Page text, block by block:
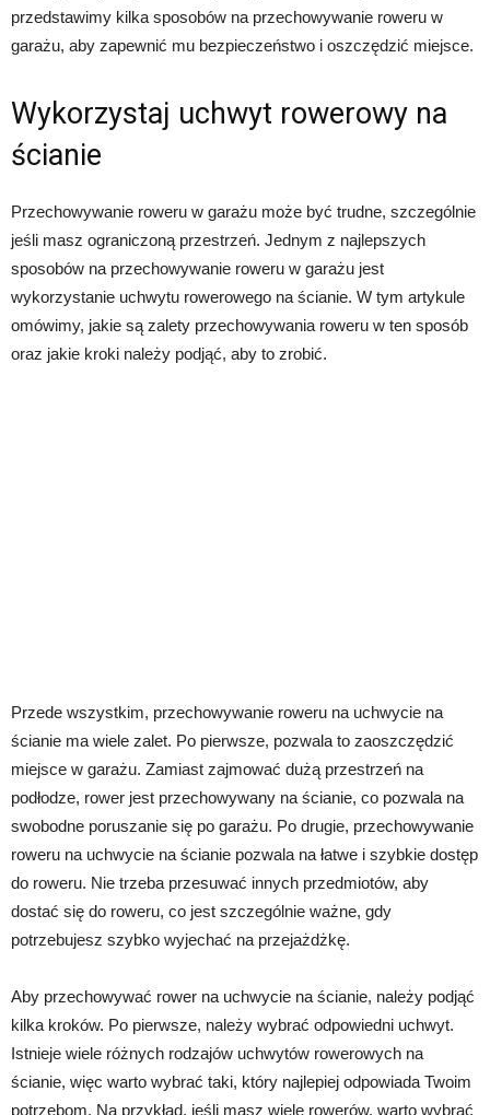
przedstawimy kilka sposobów na przechowywanie roweru w
garażu, aby zapewnić mu bezpieczeństwo i oszczędzić miejsce.
Wykorzystaj uchwyt rowerowy na
ścianie
Przechowywanie roweru w garażu może być trudne, szczególnie
jeśli masz ograniczoną przestrzeń. Jednym z najlepszych
sposobów na przechowywanie roweru w garażu jest
wykorzystanie uchwytu rowerowego na ścianie. W tym artykule
omówimy, jakie są zalety przechowywania roweru w ten sposób
oraz jakie kroki należy podjąć, aby to zrobić.
Przede wszystkim, przechowywanie roweru na uchwycie na
ścianie ma wiele zalet. Po pierwsze, pozwala to zaoszczędzić
miejsce w garażu. Zamiast zajmować dużą przestrzeń na
podłodze, rower jest przechowywany na ścianie, co pozwala na
swobodne poruszanie się po garażu. Po drugie, przechowywanie
roweru na uchwycie na ścianie pozwala na łatwe i szybkie dostęp
do roweru. Nie trzeba przesuwać innych przedmiotów, aby
dostać się do roweru, co jest szczególnie ważne, gdy
potrzebujesz szybko wyjechać na przejażdżkę.
Aby przechowywać rower na uchwycie na ścianie, należy podjąć
kilka kroków. Po pierwsze, należy wybrać odpowiedni uchwyt.
Istnieje wiele różnych rodzajów uchwytów rowerowych na
ścianie, więc warto wybrać taki, który najlepiej odpowiada Twoim
potrzebom. Na przykład, jeśli masz wiele rowerów, warto wybrać